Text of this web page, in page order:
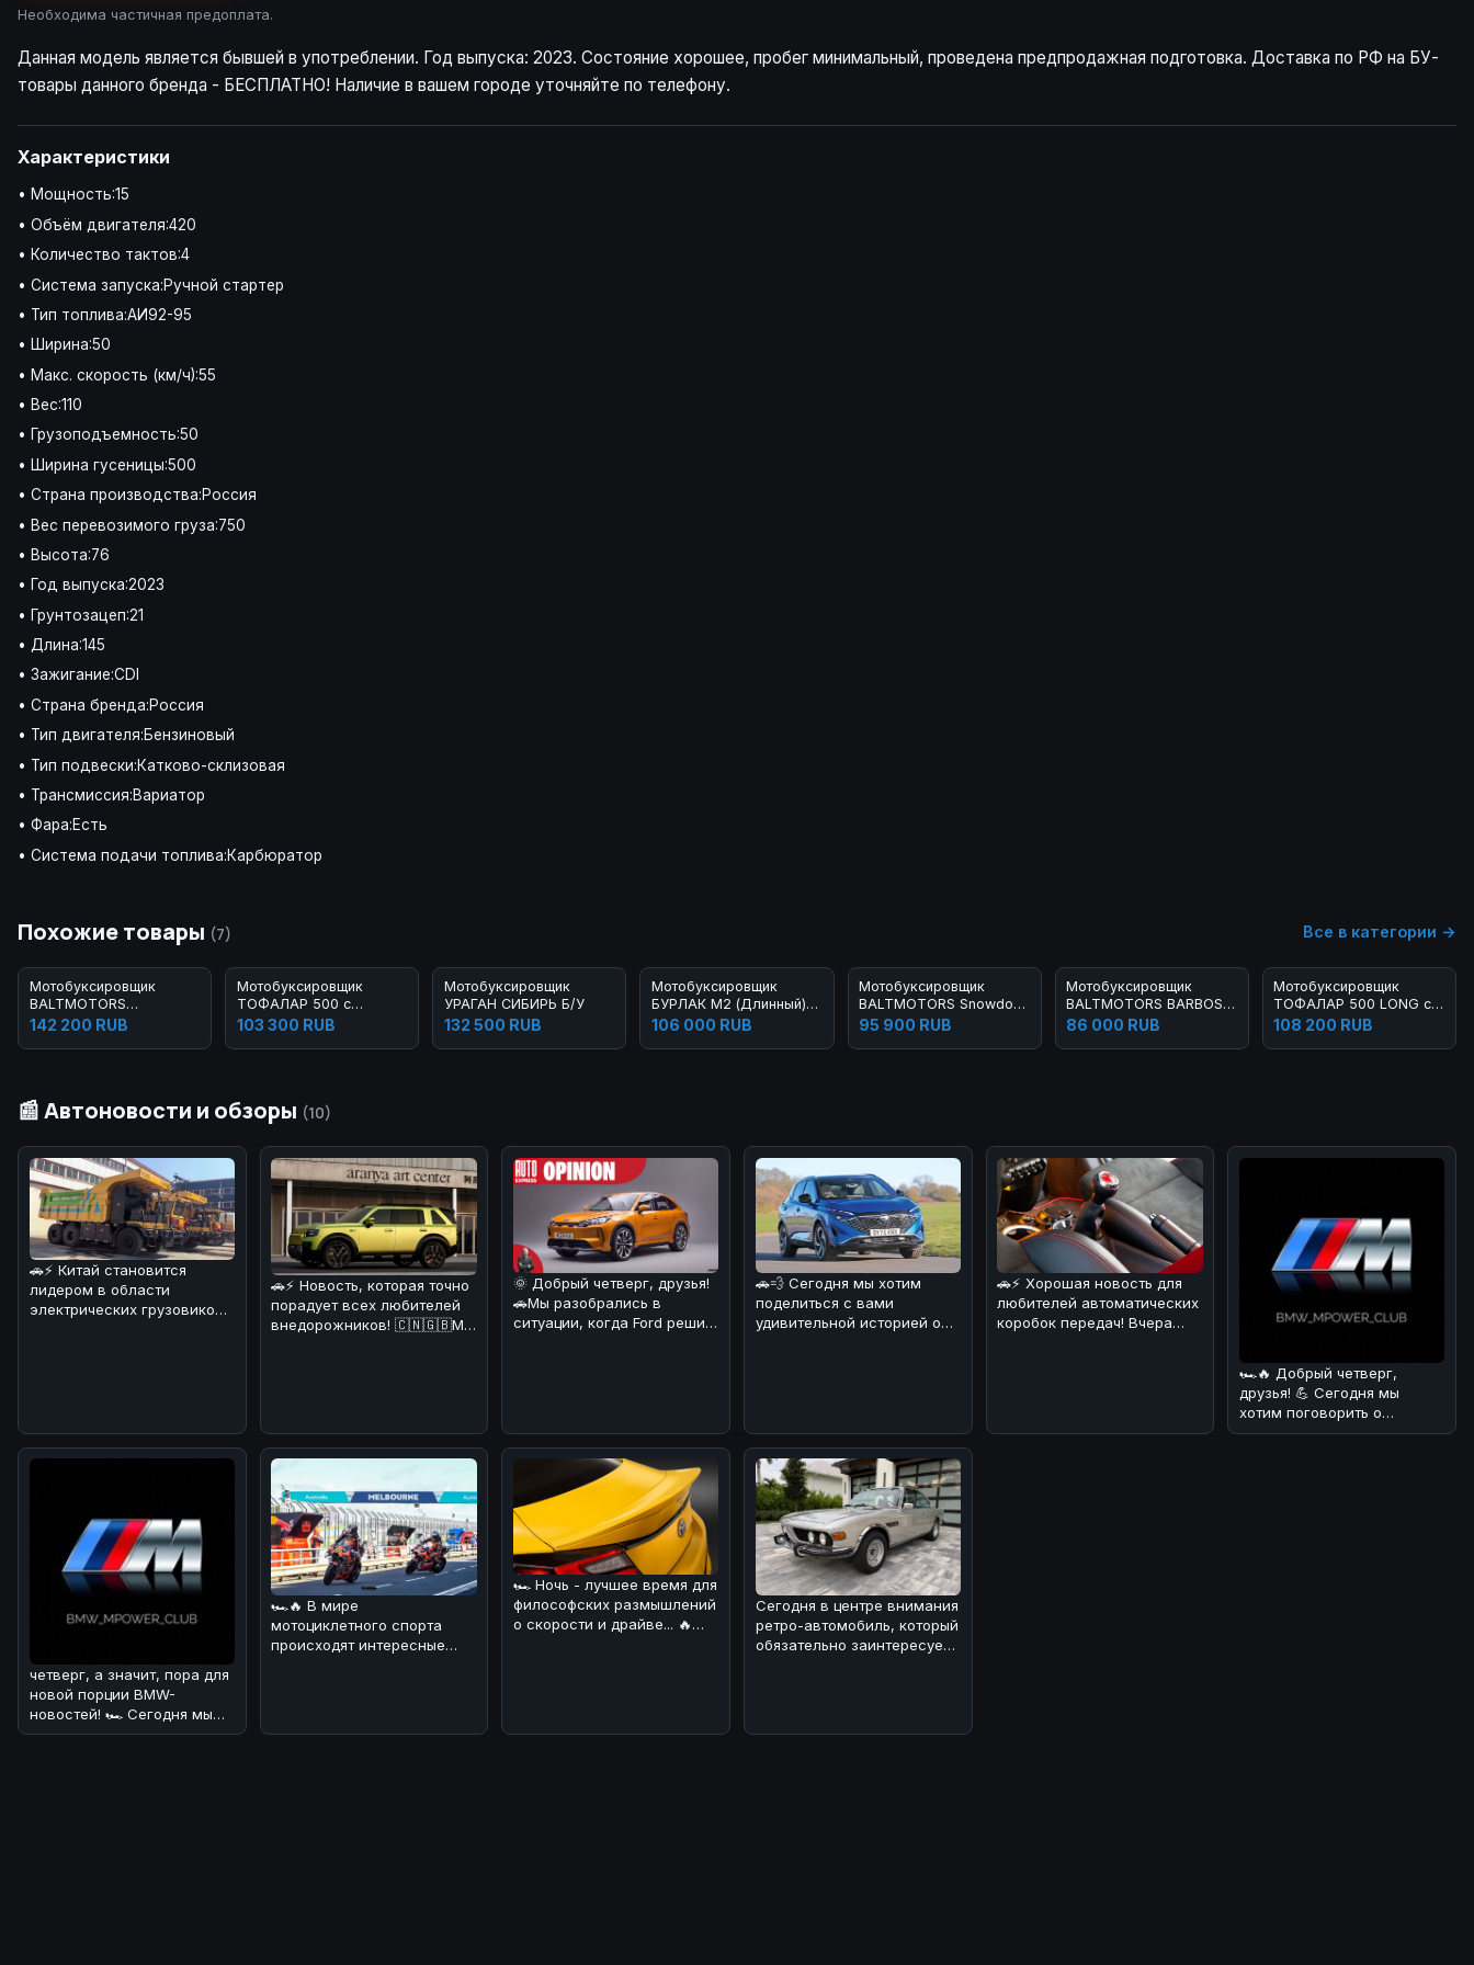
Необходима частичная предоплата.
Данная модель является бывшей в употреблении. Год выпуска: 2023. Состояние хорошее, пробег минимальный, проведена предпродажная подготовка. Доставка по РФ на БУ-
товары данного бренда - БЕСПЛАТНО! Наличие в вашем городе уточняйте по телефону.
Характеристики
• Мощность:15
• Объём двигателя:420
• Количество тактов:4
• Система запуска:Ручной стартер
• Тип топлива:АИ92-95
• Ширина:50
• Макс. скорость (км/ч):55
• Вес:110
• Грузоподъемность:50
• Ширина гусеницы:500
• Страна производства:Россия
• Вес перевозимого груза:750
• Высота:76
• Год выпуска:2023
• Грунтозацеп:21
• Длина:145
• Зажигание:CDI
• Страна бренда:Россия
• Тип двигателя:Бензиновый
• Тип подвески:Катково-склизовая
• Трансмиссия:Вариатор
• Фара:Есть
• Система подачи топлива:Карбюратор
Похожие товары (7) Все в категории →
Мотобуксировщик
BALTMOTORS
SNOWDOG B420 SPORT
142 200 RUB
Мотобуксировщик
ТОФАЛАР 500 с
модулем толкач Б/У
103 300 RUB
Мотобуксировщик
УРАГАН СИБИРЬ Б/У
132 500 RUB
Мотобуксировщик
БУРЛАК М2 (Длинный)
15 л.с. Б/У
106 000 RUB
Мотобуксировщик
BALTMOTORS Snowdog
Standard Z15 Б/У
95 900 RUB
Мотобуксировщик
BALTMOTORS BARBOSS
Z460 Б/У
86 000 RUB
Мотобуксировщик
ТОФАЛАР 500 LONG с
модулем толкач Б/У
108 200 RUB
📰 Автоновости и обзоры (10)
🚗⚡ Китай становится
лидером в области
электрических грузовиков!
🚗⚡ Новость, которая точно
порадует всех любителей
внедорожников! 🇨🇳🇬🇧Мы
🌞 Добрый четверг, друзья!
🚗Мы разобрались в
ситуации, когда Ford решил
🚗💨 Сегодня мы хотим
поделиться с вами
удивительной историей о
🚗⚡ Хорошая новость для
любителей автоматических
коробок передач! Вчера
🏎🔥 Добрый четверг,
друзья! 💪 Сегодня мы
хотим поговорить о
довольно курьёзном
четверг, а значит, пора для
новой порции BMW-
новостей! 🏎 Сегодня мы
поговорим о довольно
🏎🔥 В мире
мотоциклетного спорта
происходят интересные
🏎 Ночь - лучшее время для
философских размышлений
о скорости и драйве... 🔥
Сегодня в центре внимания
ретро-автомобиль, который
обязательно заинтересует